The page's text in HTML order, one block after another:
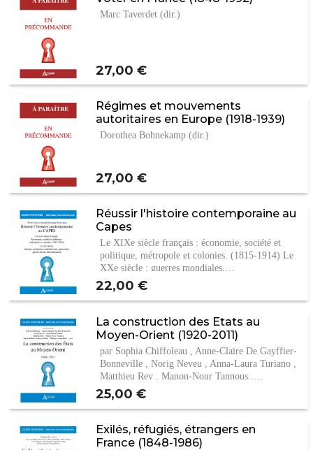
Marc Taverdet (dir.)
Prix
27,00 €
Régimes et mouvements
autoritaires en Europe (1918-1939)
Dorothea Bohnekamp (dir.)
Prix
27,00 €
Réussir l'histoire contemporaine au
Capes
Le XIXe siècle français : économie, société et
politique, métropole et colonies. (1815-1914) Le
XXe siècle : guerres mondiales,…
Prix
22,00 €
La construction des Etats au
Moyen-Orient (1920-2011)
par Sophia Chiffoleau , Anne-Claire De Gayffier-
Bonneville , Norig Neveu , Anna-Laura Turiano ,
Matthieu Rey , Manon-Nour Tannous ,…
Prix
25,00 €
Exilés, réfugiés, étrangers en
France (1848-1986)